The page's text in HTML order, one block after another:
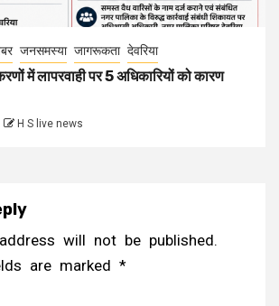
जनसमस्या जागरूकता देवरिया
में लापरवाही पर 5 अधिकारियों को कारण
H S live news
will not be published.
are marked *